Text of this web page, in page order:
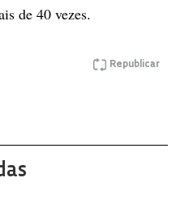
de 40 vezes.
Republicar